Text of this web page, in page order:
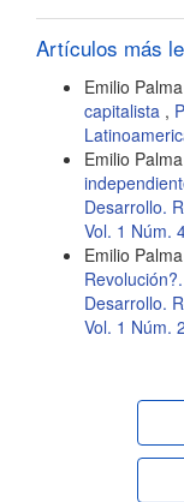
Artículos más
Emilio
capitalista ,
Emilio
Desarrollo.
Vol. 1 Núm.
Emilio
Desarrollo.
Vol. 1 Núm.